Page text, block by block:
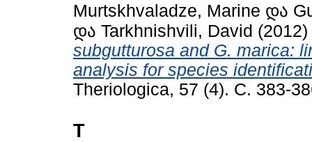
Murtskhvaladze, Marine და
და Tarkhnishvili, David (2012)
subgutturosa and G. marica:
analysis for species
Theriologica, 57 (4). С. 383-
T